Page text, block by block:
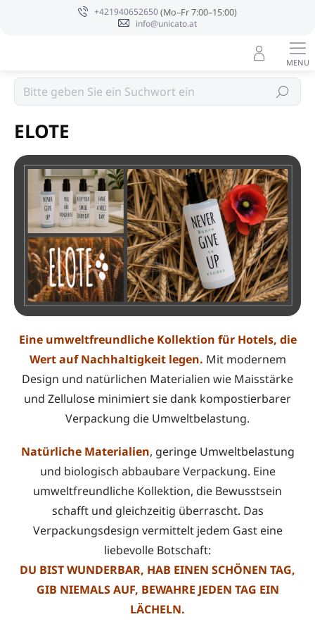
+421940652650
info@unicato.at
Suchen
Bestpreis
ELOTE
Eine umweltfreundliche Kollektion für Hotels, die
Wert auf Nachhaltigkeit legen. Mit modernem
Design und natürlichen Materialien wie Maisstärke
und Zellulose minimiert sie dank kompostierbarer
Verpackung die Umweltbelastung.
Natürliche Materialien, geringe Umweltbelastung
und biologisch abbaubare Verpackung. Eine
umweltfreundliche Kollektion, die Bewusstsein
schafft und gleichzeitig überrascht. Das
Verpackungsdesign vermittelt jedem Gast eine
liebevolle Botschaft:
DU BIST WUNDERBAR, HAB EINEN SCHÖNEN TAG,
GIB NIEMALS AUF, BEWAHRE JEDEN TAG EIN
LÄCHELN.